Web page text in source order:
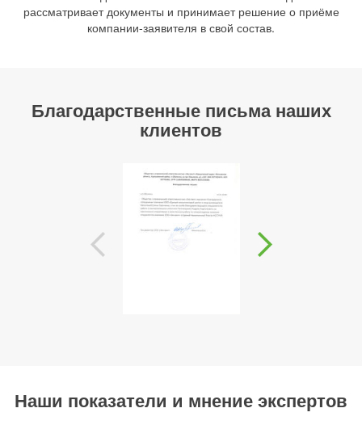
рассматривает документы и принимает решение о приёме
компании-заявителя в свой состав.
Благодарственные письма наших
клиентов
Наши показатели и мнение экспертов